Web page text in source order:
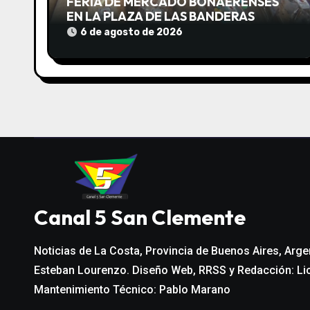
n
e
e
a
s
EN LA PLAZA DE LAS BANDERAS
6 de agosto de 2026
Canal 5 San Clemente
Noticias de La Costa, Provincia de Buenos Aires,
Esteban Lourenzo. Diseño Web, RRSS y Redacción:
Mantenimiento Técnico: Pablo Marano